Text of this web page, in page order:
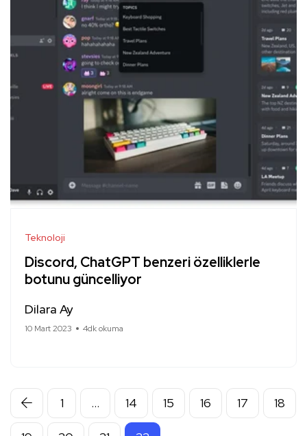
Teknoloji
Discord, ChatGPT benzeri özelliklerle
botunu güncelliyor
Dilara Ay
10 Mart 2023 4dk okuma
1 … 14 15 16 17 18